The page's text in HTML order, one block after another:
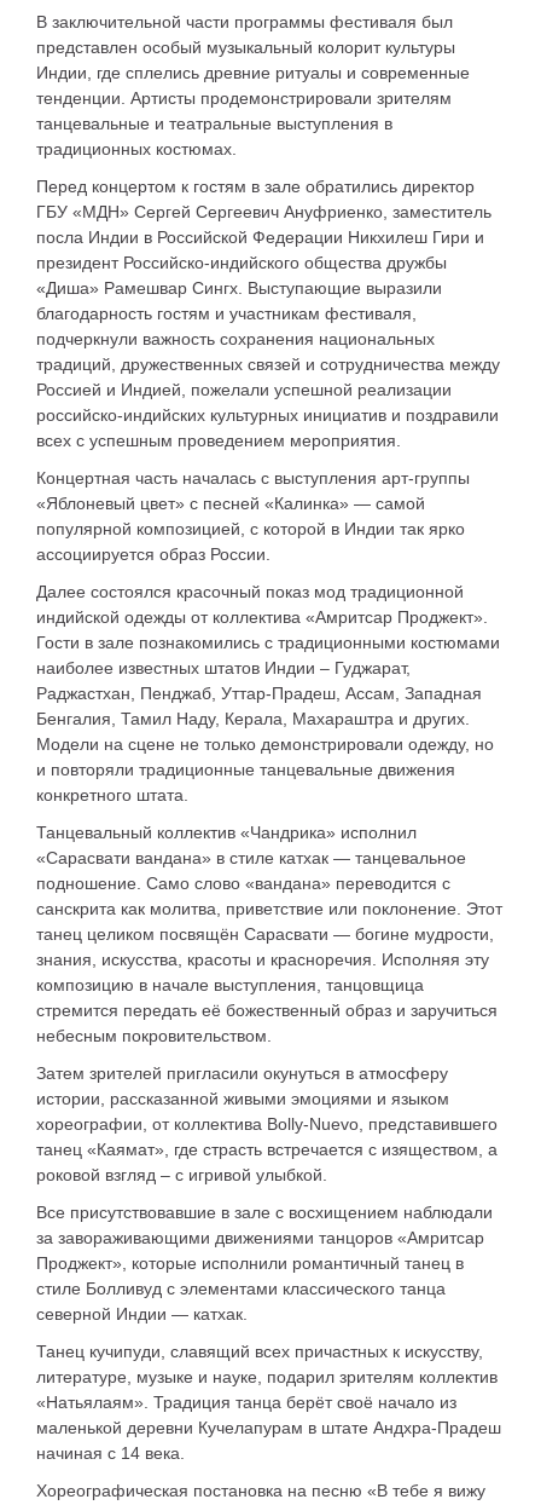
В заключительной части программы фестиваля был
представлен особый музыкальный колорит культуры
Индии, где сплелись древние ритуалы и современные
тенденции. Артисты продемонстрировали зрителям
танцевальные и театральные выступления в
традиционных костюмах.
Перед концертом к гостям в зале обратились директор
ГБУ «МДН» Сергей Сергеевич Ануфриенко, заместитель
посла Индии в Российской Федерации Никхилеш Гири и
президент Российско-индийского общества дружбы
«Диша» Рамешвар Сингх. Выступающие выразили
благодарность гостям и участникам фестиваля,
подчеркнули важность сохранения национальных
традиций, дружественных связей и сотрудничества между
Россией и Индией, пожелали успешной реализации
российско-индийских культурных инициатив и поздравили
всех с успешным проведением мероприятия.
Концертная часть началась с выступления арт-группы
«Яблоневый цвет» с песней «Калинка» — самой
популярной композицией, с которой в Индии так ярко
ассоциируется образ России.
Далее состоялся красочный показ мод традиционной
индийской одежды от коллектива «Амритсар Проджект».
Гости в зале познакомились с традиционными костюмами
наиболее известных штатов Индии – Гуджарат,
Раджастхан, Пенджаб, Уттар-Прадеш, Ассам, Западная
Бенгалия, Тамил Наду, Керала, Махараштра и других.
Модели на сцене не только демонстрировали одежду, но
и повторяли традиционные танцевальные движения
конкретного штата.
Танцевальный коллектив «Чандрика» исполнил
«Сарасвати вандана» в стиле катхак — танцевальное
подношение. Само слово «вандана» переводится с
санскрита как молитва, приветствие или поклонение. Этот
танец целиком посвящён Сарасвати — богине мудрости,
знания, искусства, красоты и красноречия. Исполняя эту
композицию в начале выступления, танцовщица
стремится передать её божественный образ и заручиться
небесным покровительством.
Затем зрителей пригласили окунуться в атмосферу
истории, рассказанной живыми эмоциями и языком
хореографии, от коллектива Bolly-Nuevo, представившего
танец «Каямат», где страсть встречается с изяществом, а
роковой взгляд – с игривой улыбкой.
Все присутствовавшие в зале с восхищением наблюдали
за завораживающими движениями танцоров «Амритсар
Проджект», которые исполнили романтичный танец в
стиле Болливуд с элементами классического танца
северной Индии — катхак.
Танец кучипуди, славящий всех причастных к искусству,
литературе, музыке и науке, подарил зрителям коллектив
«Натьялаям». Традиция танца берёт своё начало из
маленькой деревни Кучелапурам в штате Андхра-Прадеш
начиная с 14 века.
Хореографическая постановка на песню «В тебе я вижу